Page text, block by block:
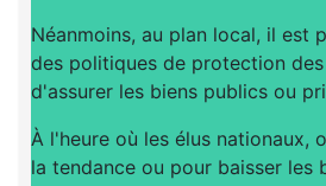
Néanmoins, au plan local, il est
des politiques de protection
d'assurer les biens publics ou
À l'heure où les élus nationaux,
la tendance ou pour baisser les